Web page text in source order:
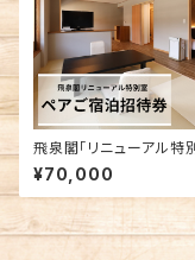
飛泉閣「リニューアル特
㎡」 ペアご宿泊招待券
¥70,000